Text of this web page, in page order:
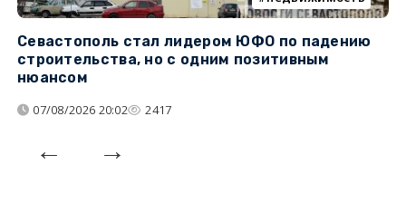
Севастополь стал лидером ЮФО по падению
строительства, но с одним позитивным
нюансом
07/08/2026 20:02 2417